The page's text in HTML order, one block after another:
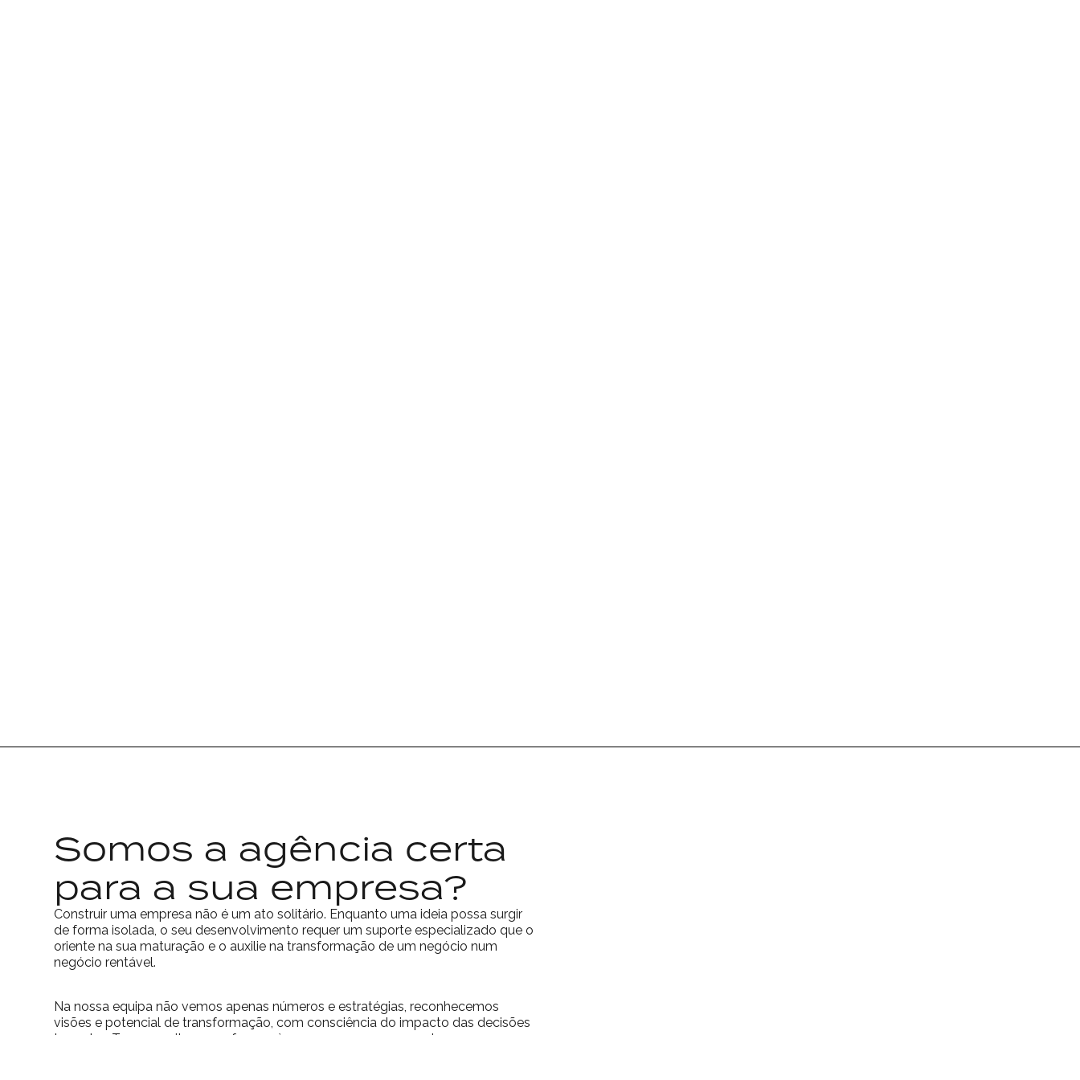
Somos a agência certa
para a sua empresa?
Construir uma empresa não é um ato solitário. Enquanto uma ideia possa surgir
de forma isolada, o seu desenvolvimento requer um suporte especializado que o
oriente na sua maturação e o auxilie na transformação de um negócio num
negócio rentável.
Na nossa equipa não vemos apenas números e estratégias, reconhecemos
visões e potencial de transformação, com consciência do impacto das decisões
traçadas. Temos muito para oferecer à sua empresa, mas reconhecemos que